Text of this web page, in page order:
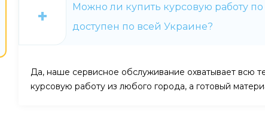
Можно ли купить курсовую работу
доступен по всей Украине?
Да, наше сервисное обслуживание охватывает всю
курсовую работу из любого города, а готовый